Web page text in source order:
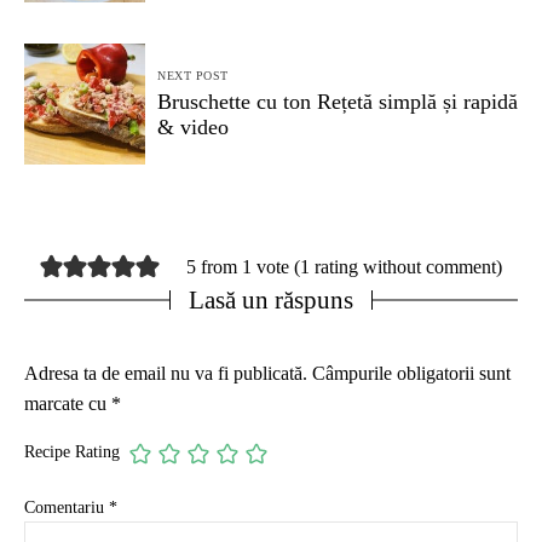
NEXT POST
Bruschette cu ton Rețetă simplă și rapidă
& video
5 from 1 vote (1 rating without comment)
Lasă un răspuns
Adresa ta de email nu va fi publicată. Câmpurile obligatorii sunt
marcate cu *
Recipe Rating
Comentariu *